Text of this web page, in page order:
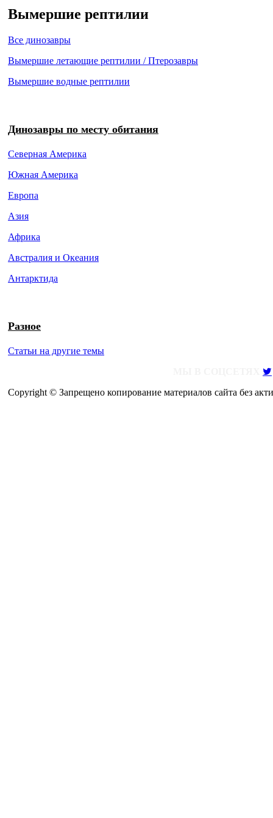
Вымершие рептилии
Все динозавры
Вымершие летающие рептилии / Птерозавры
Вымершие водные рептилии
Динозавры по месту обитания
Северная Америка
Южная Америка
Европа
Азия
Африка
Австралия и Океания
Антарктида
Разное
Статьи на другие темы
Copyright © Запрещено копирование материалов сайта без